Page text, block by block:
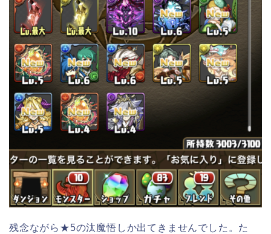
残念ながら★5の汰魔悟しか出てきませんでした。た